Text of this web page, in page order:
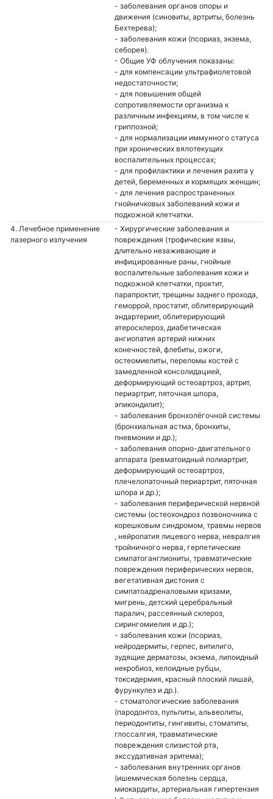
- заболевания органов опоры и
движения (синовиты, артриты, болезнь
Бехтерева);
- заболевания кожи (псориаз, экзема,
себорея).
- Общие УФ облучения показаны:
- для компенсации ультрафиолетовой
недостаточности;
- для повышения общей
сопротивляемости организма к
различным инфекциям, в том числе к
гриппозной;
- для нормализации иммунного статуса
при хронических вялотекущих
воспалительных процессах;
- для профилактики и лечения рахита у
детей, беременных и кормящих женщин;
- для лечения распространенных
гнойничковых заболеваний кожи и
подкожной клетчатки.
4. Лечебное применение
лазерного излучения
- Хирургические заболевания и
повреждения (трофические язвы,
длительно незаживающие и
инфицированные раны, гнойные
воспалительные заболевания кожи и
подкожной клетчатки, проктит,
парапроктит, трещины заднего прохода,
геморрой, простатит, облитерирующий
эндартериит, облитерирующий
атеросклероз, диабетическая
ангиопатия артерий нижних
конечностей, флебиты, ожоги,
остеомиелиты, переломы костей с
замедленной консолидацией,
деформирующий остеоартроз, артрит,
периартрит, пяточная шпора,
эпикондилит);
- заболевания бронхолёгочной системы
(бронхиальная астма, бронхиты,
пневмонии и др.);
- заболевания опорно-двигательного
аппарата (ревматоидный полиартрит,
деформирующий остеоартроз,
плечелопаточный периартрит, пяточная
шпора и др.);
- заболевания периферической нервной
системы (остеохондроз позвоночника с
корешковым синдромом, травмы нервов
, нейропатия лицевого нерва, невралгия
тройничного нерва, герпетические
симпатоганглиониты, травматические
повреждения периферических нервов,
вегетативная дистония с
симпатоадреналовыми кризами,
мигрень, детский церебральный
паралич, рассеянный склероз,
сирингомиелия и др.);
- заболевания кожи (псориаз,
нейродермиты, герпес, витилиго,
зудящие дерматозы, экзема, липоидный
некробиоз, келоидные рубцы,
токсидермия, красный плоский лишай,
фурункулез и др.).
- стоматологические заболевания
(пародонтоз, пульпиты, альвеолиты,
периодонтиты, гингивиты, стоматиты,
глоссалгия, травматические
повреждения слизистой рта,
экссудативная эритема);
- заболевания внутренних органов
(ишемическая болезнь сердца,
миокардиты, артериальная гипертензия